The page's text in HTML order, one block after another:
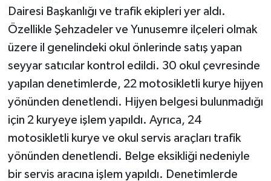
Dairesi Başkanlığı ve trafik ekipleri yer aldı.
Özellikle Şehzadeler ve Yunusemre ilçeleri olmak
üzere il genelindeki okul önlerinde satış yapan
seyyar satıcılar kontrol edildi. 30 okul çevresinde
yapılan denetimlerde, 22 motosikletli kurye hijyen
yönünden denetlendi. Hijyen belgesi bulunmadığı
için 2 kuryeye işlem yapıldı. Ayrıca, 24
motosikletli kurye ve okul servis araçları trafik
yönünden denetlendi. Belge eksikliği nedeniyle
bir servis aracına işlem yapıldı. Denetimlerde